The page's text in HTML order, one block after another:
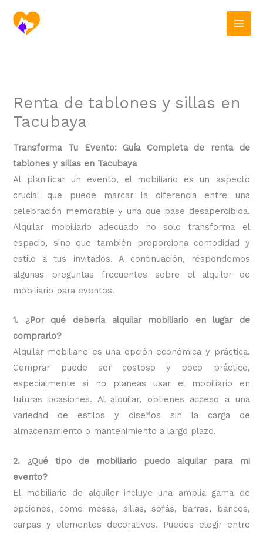
contenido
Renta de tablones y sillas en
Tacubaya
Transforma Tu Evento: Guía Completa de renta de
tablones y sillas en Tacubaya
Al planificar un evento, el mobiliario es un aspecto
crucial que puede marcar la diferencia entre una
celebración memorable y una que pase desapercibida.
Alquilar mobiliario adecuado no solo transforma el
espacio, sino que también proporciona comodidad y
estilo a tus invitados. A continuación, respondemos
algunas preguntas frecuentes sobre el alquiler de
mobiliario para eventos.
1. ¿Por qué debería alquilar mobiliario en lugar de
comprarlo?
Alquilar mobiliario es una opción económica y práctica.
Comprar puede ser costoso y poco práctico,
especialmente si no planeas usar el mobiliario en
futuras ocasiones. Al alquilar, obtienes acceso a una
variedad de estilos y diseños sin la carga de
almacenamiento o mantenimiento a largo plazo.
2. ¿Qué tipo de mobiliario puedo alquilar para mi
evento?
El mobiliario de alquiler incluye una amplia gama de
opciones, como mesas, sillas, sofás, barras, bancos,
carpas y elementos decorativos. Puedes elegir entre